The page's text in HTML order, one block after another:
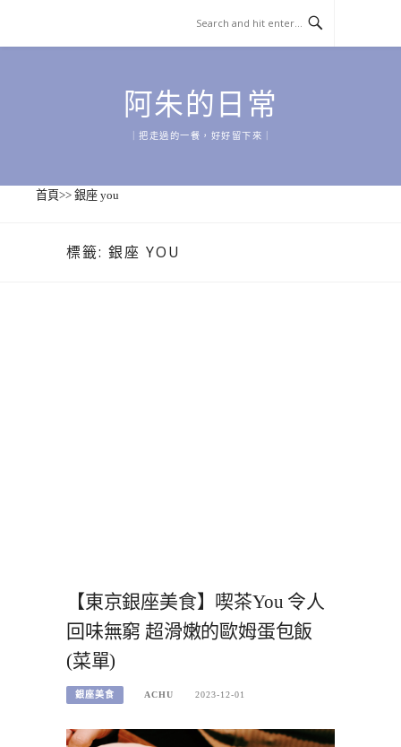
content
阿朱的日常
｜把走過的一餐，好好留下來｜
首頁>> 銀座 you
標籤: 銀座 YOU
【東京銀座美食】喫茶You 令人
回味無窮 超滑嫩的歐姆蛋包飯
(菜單)
銀座美食 ACHU 2023-12-01